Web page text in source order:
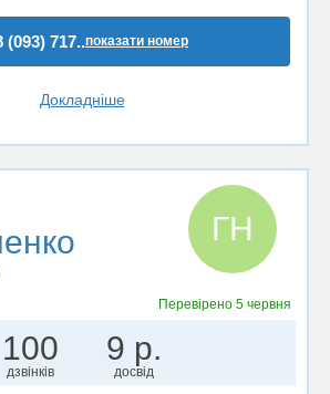
(093) 717..показати номер
Докладніше
ГН
Перевірено 5 червня
100
дзвінків
9 р.
досвід